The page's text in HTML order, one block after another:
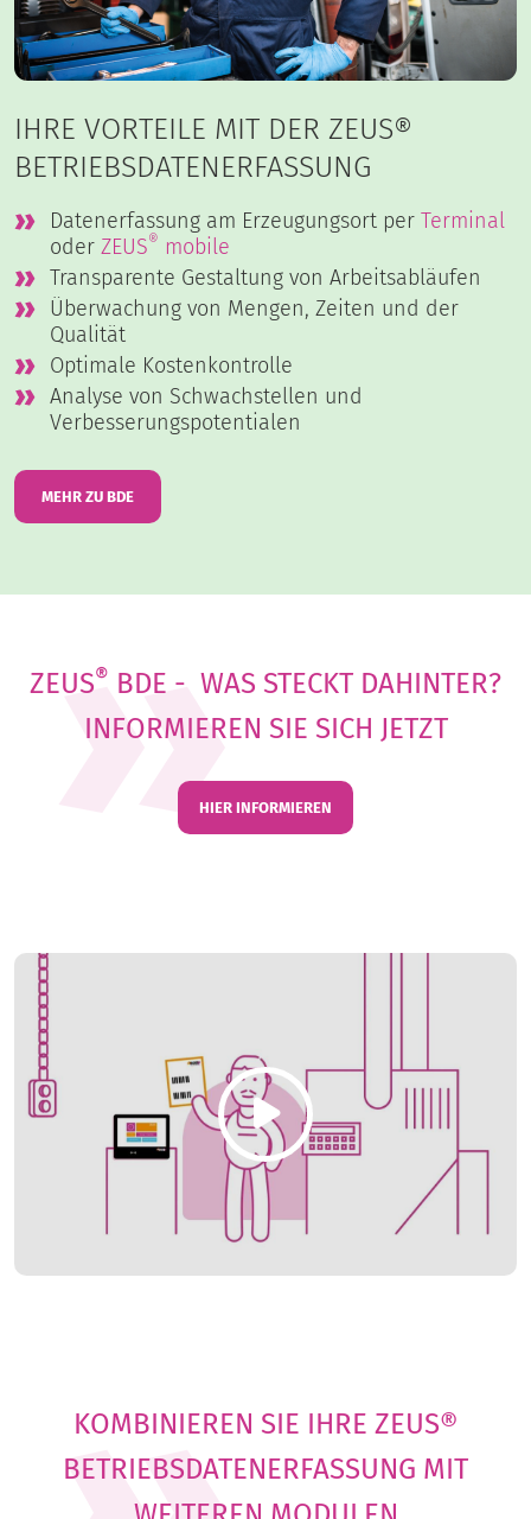
IHRE VORTEILE MIT DER ZEUS®
BETRIEBSDATENERFASSUNG
Datenerfassung am Erzeugungsort per Terminal
oder ZEUS® mobile
Transparente Gestaltung von Arbeitsabläufen
Überwachung von Mengen, Zeiten und der
Qualität
Optimale Kostenkontrolle
Analyse von Schwachstellen und
Verbesserungspotentialen
MEHR ZU BDE
ZEUS® BDE - WAS STECKT DAHINTER?
INFORMIEREN SIE SICH JETZT
HIER INFORMIEREN
KOMBINIEREN SIE IHRE ZEUS®
BETRIEBSDATENERFASSUNG MIT